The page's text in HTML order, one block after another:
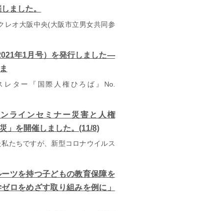
ました。
オ大阪中央(大阪市立男女共同参
年1月号）を発行しました―
ター『国際人権ひろば』No.
ラインセミナー災害と人権
」を開催しました。(11/8)
たちですが、新型コロナウイルス
ツを持つ子どもの教育保障を
ロをめざす取り組みを例に」